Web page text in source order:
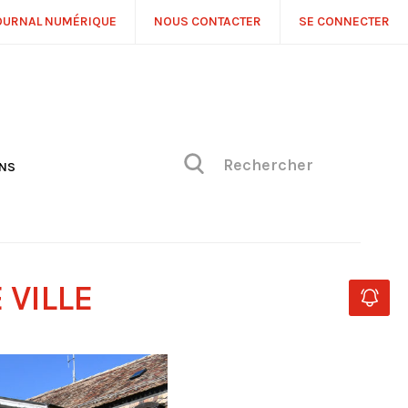
NUMÉRIQUE NOUS CONTACTER SE CONNECTER
VILLE